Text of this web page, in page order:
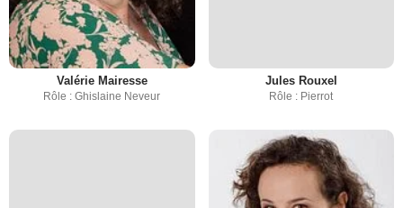
Valérie Mairesse
Rôle : Ghislaine Neveur
Jules Rouxel
Rôle : Pierrot